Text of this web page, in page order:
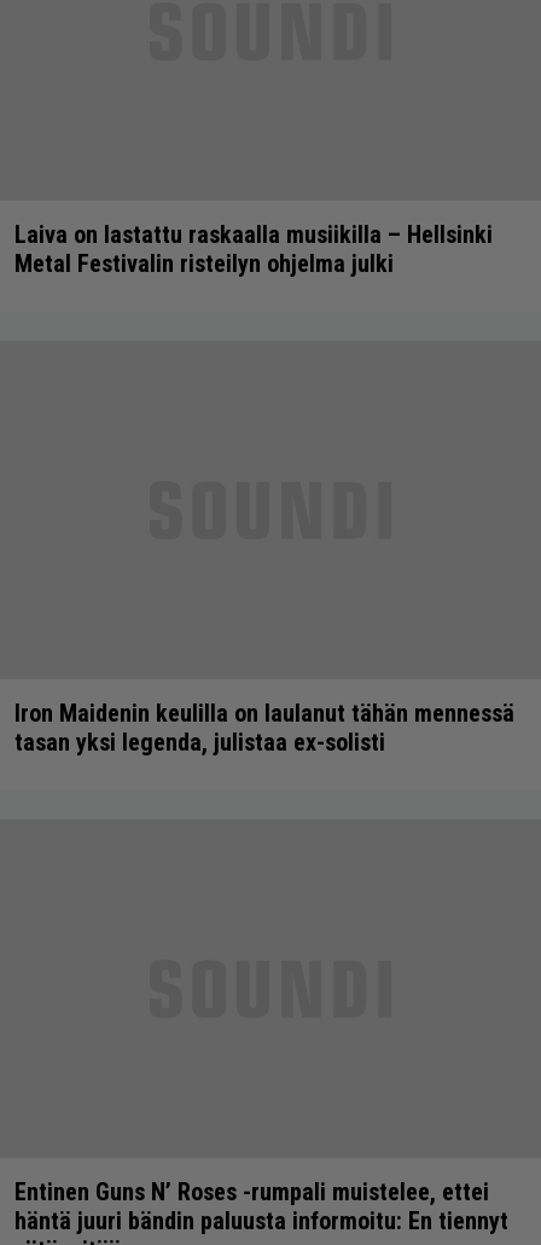
Laiva on lastattu raskaalla musiikilla – Hellsinki
Metal Festivalin risteilyn ohjelma julki
Iron Maidenin keulilla on laulanut tähän mennessä
tasan yksi legenda, julistaa ex-solisti
Entinen Guns N’ Roses -rumpali muistelee, ettei
häntä juuri bändin paluusta informoitu: En tiennyt